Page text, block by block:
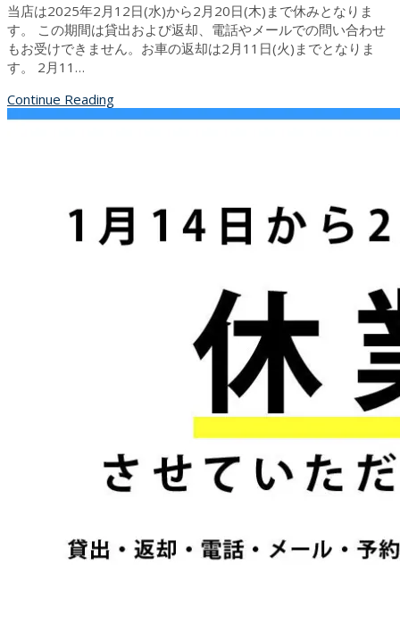
当店は2025年2月12日(水)から2月20日(木)まで休みとなりま
す。 この期間は貸出および返却、電話やメールでの問い合わせ
もお受けできません。お車の返却は2月11日(火)までとなりま
す。 2月11…
Continue Reading